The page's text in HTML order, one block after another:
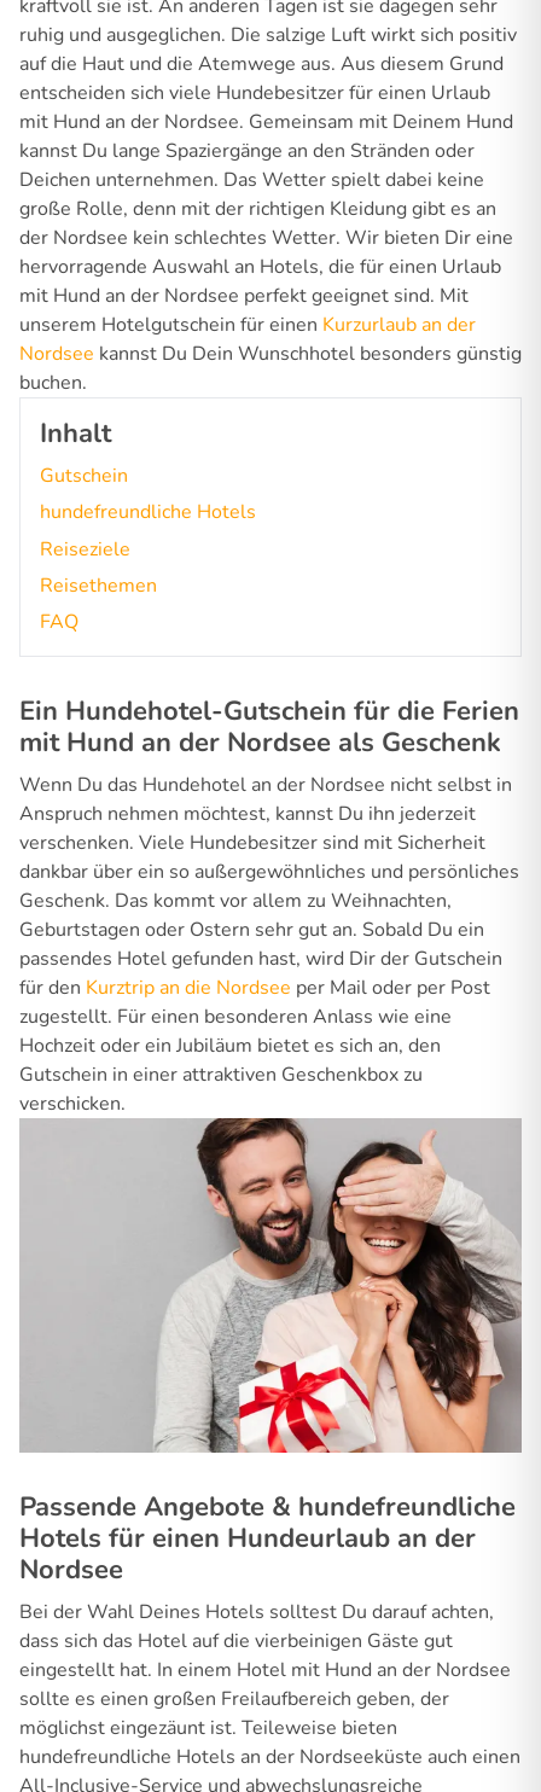
kraftvoll sie ist. An anderen Tagen ist sie dagegen sehr
ruhig und ausgeglichen. Die salzige Luft wirkt sich positiv
auf die Haut und die Atemwege aus. Aus diesem Grund
entscheiden sich viele Hundebesitzer für einen Urlaub
mit Hund an der Nordsee. Gemeinsam mit Deinem Hund
kannst Du lange Spaziergänge an den Stränden oder
Deichen unternehmen. Das Wetter spielt dabei keine
große Rolle, denn mit der richtigen Kleidung gibt es an
der Nordsee kein schlechtes Wetter. Wir bieten Dir eine
hervorragende Auswahl an Hotels, die für einen Urlaub
mit Hund an der Nordsee perfekt geeignet sind. Mit
unserem Hotelgutschein für einen Kurzurlaub an der
Nordsee kannst Du Dein Wunschhotel besonders günstig
buchen.
Inhalt
Gutschein
hundefreundliche Hotels
Reiseziele
Reisethemen
FAQ
Ein Hundehotel-Gutschein für die Ferien
mit Hund an der Nordsee als Geschenk
Wenn Du das Hundehotel an der Nordsee nicht selbst in
Anspruch nehmen möchtest, kannst Du ihn jederzeit
verschenken. Viele Hundebesitzer sind mit Sicherheit
dankbar über ein so außergewöhnliches und persönliches
Geschenk. Das kommt vor allem zu Weihnachten,
Geburtstagen oder Ostern sehr gut an. Sobald Du ein
passendes Hotel gefunden hast, wird Dir der Gutschein
für den Kurztrip an die Nordsee per Mail oder per Post
zugestellt. Für einen besonderen Anlass wie eine
Hochzeit oder ein Jubiläum bietet es sich an, den
Gutschein in einer attraktiven Geschenkbox zu
verschicken.
Passende Angebote & hundefreundliche
Hotels für einen Hundeurlaub an der
Nordsee
Bei der Wahl Deines Hotels solltest Du darauf achten,
dass sich das Hotel auf die vierbeinigen Gäste gut
eingestellt hat. In einem Hotel mit Hund an der Nordsee
sollte es einen großen Freilaufbereich geben, der
möglichst eingezäunt ist. Teileweise bieten
hundefreundliche Hotels an der Nordseeküste auch einen
All-Inclusive-Service und abwechslungsreiche